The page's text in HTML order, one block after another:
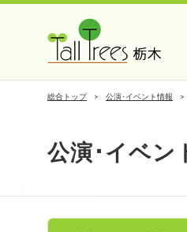
総合トップ 公演･イベント情報
公演･イベン